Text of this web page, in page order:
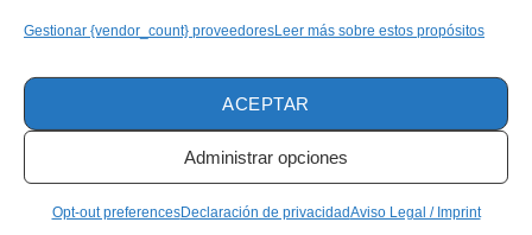
Gestionar {vendor_count} proveedoresLeer más sobre estos propósitos
ACEPTAR
Administrar opciones
Opt-out preferencesDeclaración de privacidadAviso Legal / Imprint
momento a través de nuestro servicio de atención
Rápida y Sencilla: Obtén tu tarjeta sin complicaciones,
con un proceso simplificado y directo.
Beneficios Exclusivos